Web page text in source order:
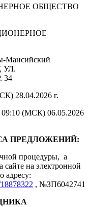
ОБЩЕСТВО
Мансийский
УЛ.
34
28.04.2026 г.
09:10 (МСК) 06.05.2026
ПРЕДЛОЖЕНИЙ:
процедуры, а
на электронной
адресу:
, №ЗП6042741